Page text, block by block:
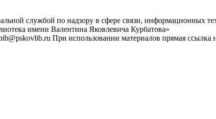
службой по надзору в сфере связи, информационных
имени Валентина Яковлевича Курбатова»
При использовании материалов прямая ссылка